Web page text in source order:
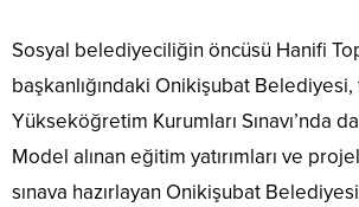
Sosyal belediyeciliğin öncüsü Hanifi
başkanlığındaki Onikişubat Belediyesi,
Yükseköğretim Kurumları Sınavı’nda
Model alınan eğitim yatırımları ve
sınava hazırlayan Onikişubat